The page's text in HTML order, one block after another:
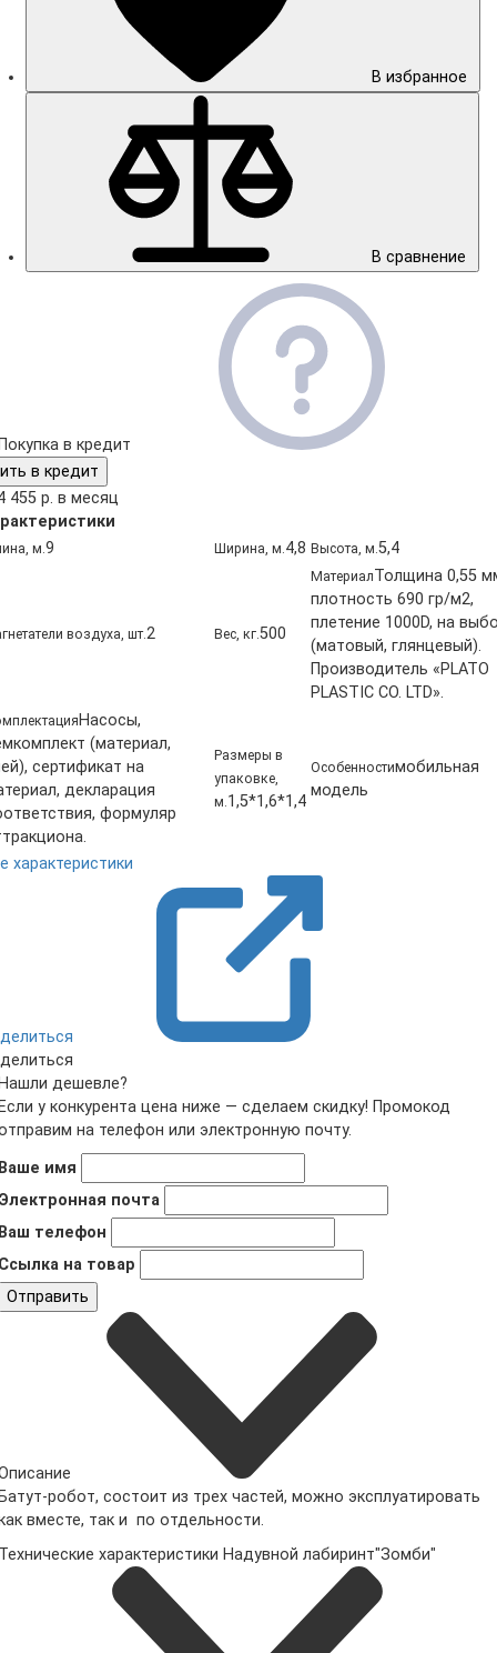
В избранное
В сравнение
в кредит
в кредит
455 р. в месяц
м.9 Ширина, м.4,8 Высота, м.5,4
воздуха, шт.2 Вес, кг.500
МатериалТолщина 0,55
плотность 690 гр/м2,
плетение 1000D, на
(матовый, глянцевый).
Производитель «PLATO
PLASTIC CO. LTD».
Насосы,
(материал,
сертификат на
декларация
формуляр
Размеры в
упаковке,
м.1,5*1,6*1,4
Особенностимобильная
модель
характеристики
дешевле?
у конкурента цена ниже — сделаем скидку! Промокод
на телефон или электронную почту.
имя
почта
телефон
на товар
Отправить
робот, состоит из трех частей, можно эксплуатировать
вместе, так и по отдельности.
характеристики Надувной лабиринт"Зомби"